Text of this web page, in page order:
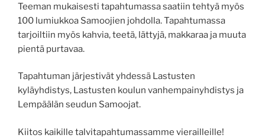
Teeman mukaisesti tapahtumassa saatiin tehtyä myös
100 lumiukkoa Samoojien johdolla. Tapahtumassa
tarjoiltiin myös kahvia, teetä, lättyjä, makkaraa ja muuta
pientä purtavaa.
Tapahtuman järjestivät yhdessä Lastusten
kyläyhdistys, Lastusten koulun vanhempainyhdistys ja
Lempäälän seudun Samoojat.
Kiitos kaikille talvitapahtumassamme vierailleille!